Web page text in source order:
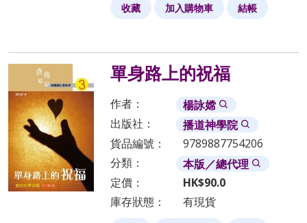
收藏 加入購物車 結帳
單身路上的祝福
作者：
楊詠嫦
出版社：
播道神學院
貨品編號：
9789887754206
分類：
本版／總代理
定價：
HK$90.0
庫存狀態：
有現貨